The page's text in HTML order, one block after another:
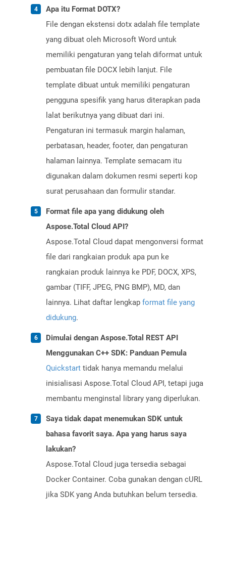
Apa itu Format DOTX?
File dengan ekstensi dotx adalah file template
yang dibuat oleh Microsoft Word untuk
memiliki pengaturan yang telah diformat untuk
pembuatan file DOCX lebih lanjut. File
template dibuat untuk memiliki pengaturan
pengguna spesifik yang harus diterapkan pada
lalat berikutnya yang dibuat dari ini.
Pengaturan ini termasuk margin halaman,
perbatasan, header, footer, dan pengaturan
halaman lainnya. Template semacam itu
digunakan dalam dokumen resmi seperti kop
surat perusahaan dan formulir standar.
Format file apa yang didukung oleh
Aspose.Total Cloud API?
Aspose.Total Cloud dapat mengonversi format
file dari rangkaian produk apa pun ke
rangkaian produk lainnya ke PDF, DOCX, XPS,
gambar (TIFF, JPEG, PNG BMP), MD, dan
lainnya. Lihat daftar lengkap format file yang
didukung.
Dimulai dengan Aspose.Total REST API
Menggunakan C++ SDK: Panduan Pemula
Quickstart tidak hanya memandu melalui
inisialisasi Aspose.Total Cloud API, tetapi juga
membantu menginstal library yang diperlukan.
Saya tidak dapat menemukan SDK untuk
bahasa favorit saya. Apa yang harus saya
lakukan?
Aspose.Total Cloud juga tersedia sebagai
Docker Container. Coba gunakan dengan cURL
jika SDK yang Anda butuhkan belum tersedia.